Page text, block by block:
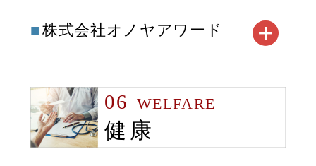
株式会社オノヤアワード
06 WELFARE
健康